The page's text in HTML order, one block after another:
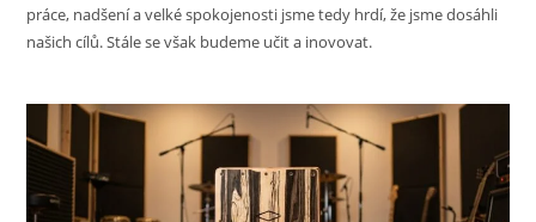
práce, nadšení a velké spokojenosti jsme tedy hrdí, že jsme dosáhli
našich cílů. Stále se však budeme učit a inovovat.